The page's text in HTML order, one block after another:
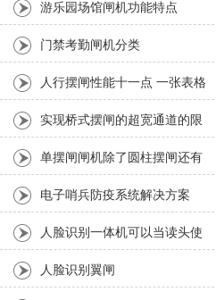
游乐园场馆闸机功能特点
门禁考勤闸机分类
人行摆闸性能十一点 一张表格
说明不同
实现桥式摆闸的超宽通道的限
制因素有哪些？
单摆闸闸机除了圆柱摆闸还有
桥式摆闸
电子哨兵防疫系统解决方案
人脸识别一体机可以当读头使
用吗
人脸识别翼闸